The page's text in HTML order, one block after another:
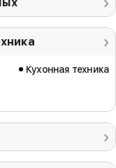
Кухонная техника